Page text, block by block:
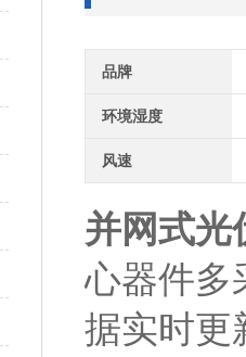
品牌
环境湿度
风速
并网式光
心器件多
据实时更